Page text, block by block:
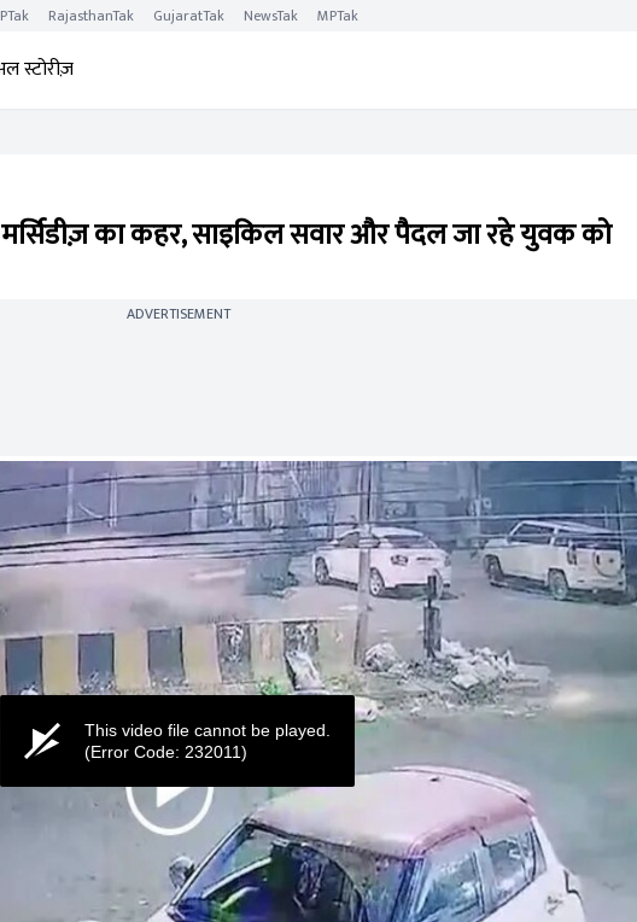
RajasthanTak GujaratTak NewsTak MPTak
स्टोरीज़
का कहर, साइकिल सवार और पैदल जा रहे युवक को
ADVERTISEMENT
This video file cannot be played.
(Error Code: 232011)